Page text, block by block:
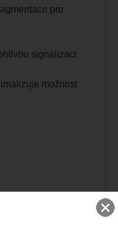
pro
signalizaci
možnost